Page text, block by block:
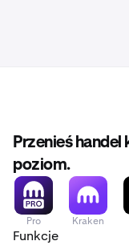
Przenieś
poziom.
Pro Kraken
Funkcje